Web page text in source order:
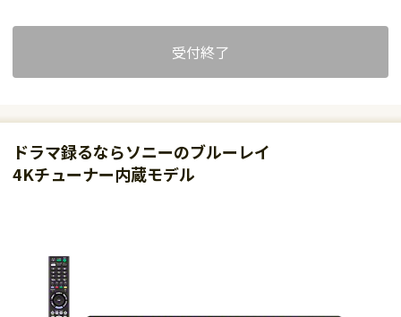
受付終了
ドラマ録るならソニーのブルーレイ
4Kチューナー内蔵モデル